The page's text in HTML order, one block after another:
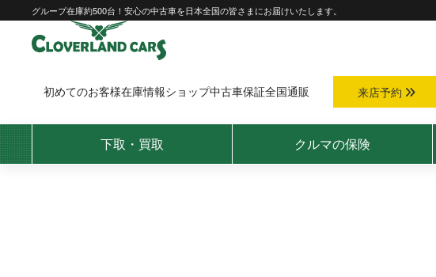
content
グループ在庫約500台！安心の中古車を日本全国の皆さまにお届けいたします。
初めてのお客様在庫情報ショップ中古車保証全国通販 来店予約
下取・買取 クルマの保険